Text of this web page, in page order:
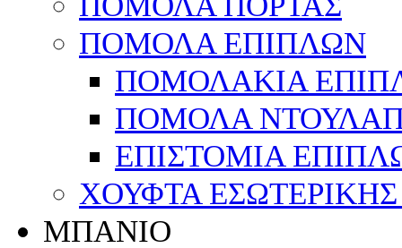
ΠΟΜΟΛΑ ΕΠΙΠΛΩΝ
ΠΟΜΟΛΑΚΙΑ
ΠΟΜΟΛΑ
ΕΠΙΣΤΟΜΙΑ
ΧΟΥΦΤΑ
ΜΠΑΝΙΟ